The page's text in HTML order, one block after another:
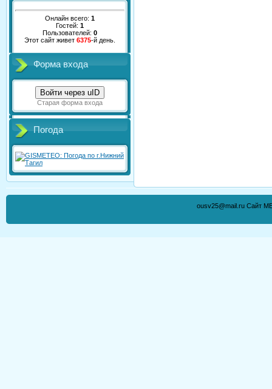
Онлайн всего: 1
Гостей: 1
Пользователей: 0
Этот сайт живет 6375-й день.
Форма входа
Войти через uID
Старая форма входа
Погода
ousv25@mail.ru Сайт